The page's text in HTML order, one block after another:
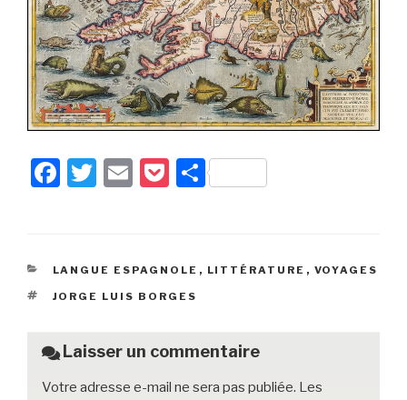
F
e
b
o
k
T
er
E
P
k
et
P
g
CATÉGORIES
LANGUE ESPAGNOLE , LITTÉRATURE , VOYAGES
ÉTIQUETTES
JORGE LUIS BORGES
Laisser un commentaire
Votre adresse e-mail ne sera pas publiée. Les